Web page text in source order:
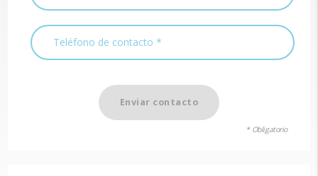
Enviar contacto
* Obligatorio